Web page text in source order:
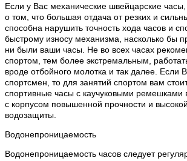
Если у Вас механические швейцарские
о том, что большая отдача от резких и
способна нарушить точность хода часов и
быстрому износу механизма, насколько бы
ни были ваши часы. Не во всех часах
спортом, тем более экстремальным,
вроде отбойного молотка и так далее.
спортсмен, то для занятий спортом вам
спортивные часы с каучуковыми ремешками
с корпусом повышенной прочности и
водозащиты.
Водонепроницаемость
Водонепроницаемость часов следует